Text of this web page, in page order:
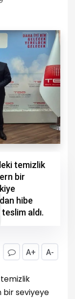
temizlik
bir
hibe
aldı.
A+ A-
bir seviyeye